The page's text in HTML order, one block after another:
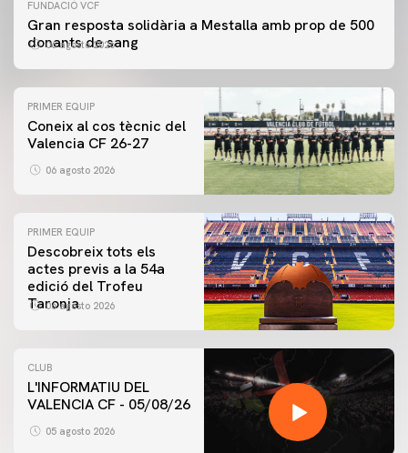
FUNDACIÓ VCF
Gran resposta solidària a Mestalla amb prop de 500
donants de sang
06 agosto 2026
PRIMER EQUIP
Coneix al cos tècnic del
Valencia CF 26-27
06 agosto 2026
PRIMER EQUIP
Descobreix tots els
actes previs a la 54a
edició del Trofeu
Taronja
06 agosto 2026
CLUB
L'INFORMATIU DEL
VALENCIA CF - 05/08/26
05 agosto 2026